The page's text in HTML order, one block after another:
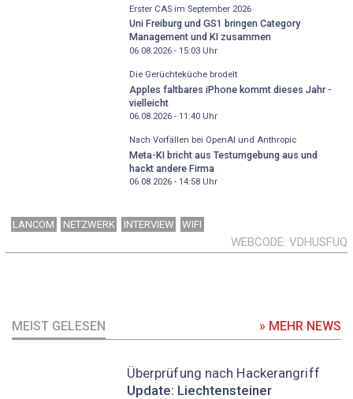
Erster CAS im September 2026
Uni Freiburg und GS1 bringen Category
Management und KI zusammen
06.08.2026 - 15:03Uhr
Die Gerüchteküche brodelt
Apples faltbares iPhone kommt dieses Jahr -
vielleicht
06.08.2026 - 11:40Uhr
Nach Vorfällen bei OpenAI und Anthropic
Meta-KI bricht aus Testumgebung aus und
hackt andere Firma
06.08.2026 - 14:58Uhr
LANCOM NETZWERK INTERVIEW WIFI
WEBCODE VDHUSFUQ
MEIST GELESEN » MEHR NEWS
Überprüfung nach Hackerangriff
Update: Liechtensteiner